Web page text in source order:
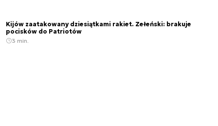
Kijów zaatakowany dziesiątkami rakiet. Zełeński: brakuje
pocisków do Patriotów
3 min.